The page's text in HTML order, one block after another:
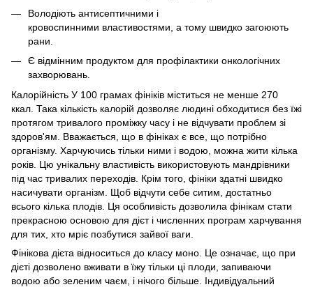
Володіють антисептичними і
кровоспинними властивостями, а тому швидко загоюють
рани.
Є відмінним продуктом для профілактики онкологічних
захворювань.
Калорійність У 100 грамах фініків міститься не менше 270
ккал. Така кількість калорій дозволяє людині обходитися без їжі
протягом тривалого проміжку часу і не відчувати проблем зі
здоров'ям. Вважається, що в фініках є все, що потрібно
організму. Харчуючись тільки ними і водою, можна жити кілька
років. Цю унікальну властивість використовують мандрівники
під час тривалих переходів. Крім того, фініки здатні швидко
насичувати організм. Щоб відчути себе ситим, достатньо
всього кілька плодів. Ця особливість дозволила фінікам стати
прекрасною основою для дієт і численних програм харчування
для тих, хто мріє позбутися зайвої ваги.
Фінікова дієта відноситься до класу моно. Це означає, що при
дієті дозволено вживати в їжу тільки ці плоди, запиваючи
водою або зеленим чаєм, і нічого більше. Індивідуальний